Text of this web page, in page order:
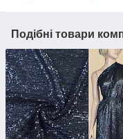
Подібні товари